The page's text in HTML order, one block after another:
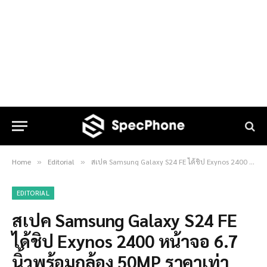
Home » Editorial » สเปค Samsung Galaxy S24 FE ได้ชิป Exynos 2400 หน้าจอ 6.7 นิ้วพร้อมกล้อง 50MP ราคาเท่าไหร่ก่อนเปิดตัวเร็วๆ นี้
EDITORIAL
สเปค Samsung Galaxy S24 FE
ได้ชิป Exynos 2400 หน้าจอ 6.7
นิ้วพร้อมกล้อง 50MP ราคาเท่า